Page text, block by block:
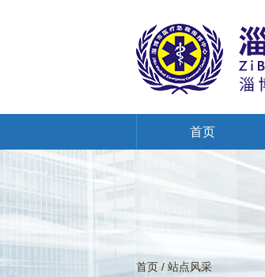
首页
创建全国文明单位专栏
首页 / 站点风采